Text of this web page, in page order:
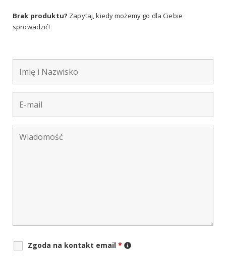
Brak produktu? Zapytaj, kiedy możemy go dla Ciebie
sprowadzić!
Zgoda na kontakt email *